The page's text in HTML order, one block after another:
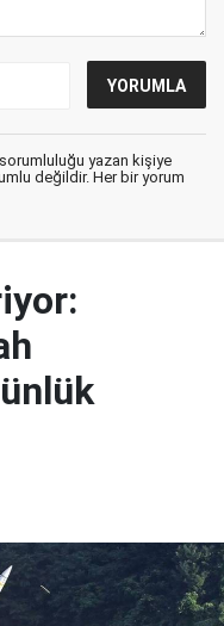
yazan kişiye
değildir. Her bir yorum